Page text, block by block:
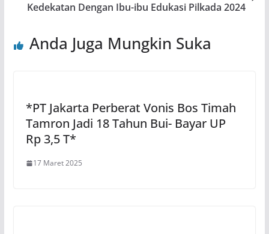
Kedekatan Dengan Ibu-ibu Edukasi Pilkada 2024
Anda Juga Mungkin Suka
*PT Jakarta Perberat Vonis Bos Timah
Tamron Jadi 18 Tahun Bui- Bayar UP
Rp 3,5 T*
17 Maret 2025